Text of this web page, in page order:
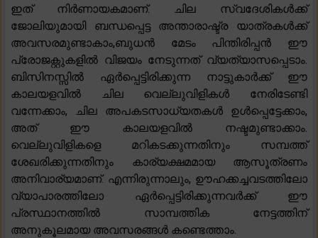
ഇത് നിർണായകമാണ്. ചില സ്വദേശികൾക്ക്
ജോലിയുമായി ബന്ധപ്പെട്ട അന്താരാഷ്ട്ര യാത്രകൾക്ക്
അവസരമുണ്ടാകാം,ബുധൻ മേടം പിന്തിരിപ്പൻ ഈ
പ്രോജക്റ്റുകളിൽ വിജയം നേടുന്നത് വ്യത്യാസപ്പെടാം.
ബിസിനസ്സിൽ ഏർപ്പെട്ടിരിക്കുന്ന നാട്ടുകാർക്ക് ഈ
കാലയളവിൽ ചില വെല്ലുവിളികൾ നേരിടേണ്ടി
വന്നേക്കാം, ചില അപകടസാധ്യതകൾ ഉൾപ്പെട്ടേക്കാം,
അത് ഈ കാലയളവിൽ നഷ്ടമുണ്ടാക്കാം.
വെല്ലുവിളികളെ മറികടക്കുന്നതിനും സമ്പത്ത്
ശേഖരിക്കുന്നതിനും കാര്യക്ഷമമായ ആസൂത്രണം
അനിവാര്യമാണ്. എന്നിരുന്നാലും, ഊഹക്കച്ചവടത്തിലോ
വ്യാപാരത്തിലോ ഏർപ്പെട്ടിരിക്കുന്നവർക്ക് ഈ
പ്രസ്ഥാനത്തിൽ സാമ്പത്തിക നേട്ടത്തിന്
അനുകൂലമായ അവസരങ്ങൾ കണ്ടെത്താം.